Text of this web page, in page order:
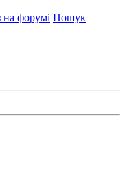
на форумі Пошук